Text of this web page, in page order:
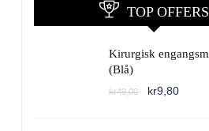
TOP OFFERS
Kirurgisk
(Blå)
kr49,00
Opprinnelig
kr9,80